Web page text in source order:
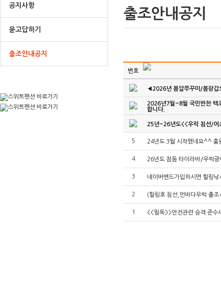
공지사항
묻고답하기
출조안내공지
출조안내공지
번호
◀2026년 봄알쭈꾸미/봄왕
2026년7월~8월 국민반찬 백
합니다.
25년~26년도<<우럭 침선/어
5 24년도 3월 시작했네요^^ 홍
4 26년도 참돔 타이라바/우럭
3 네이버밴드가입하시면 힐링
2 (힐링호 침선,먼바다우럭 출조
1 <<필독>>안전관련 승객 준수